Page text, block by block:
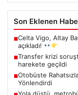
Son Eklenen
■Celta Vigo, Altay
açıkladı!
■Transfer krizi
harekete geçildi
■Otobüste
Yönlendirdi